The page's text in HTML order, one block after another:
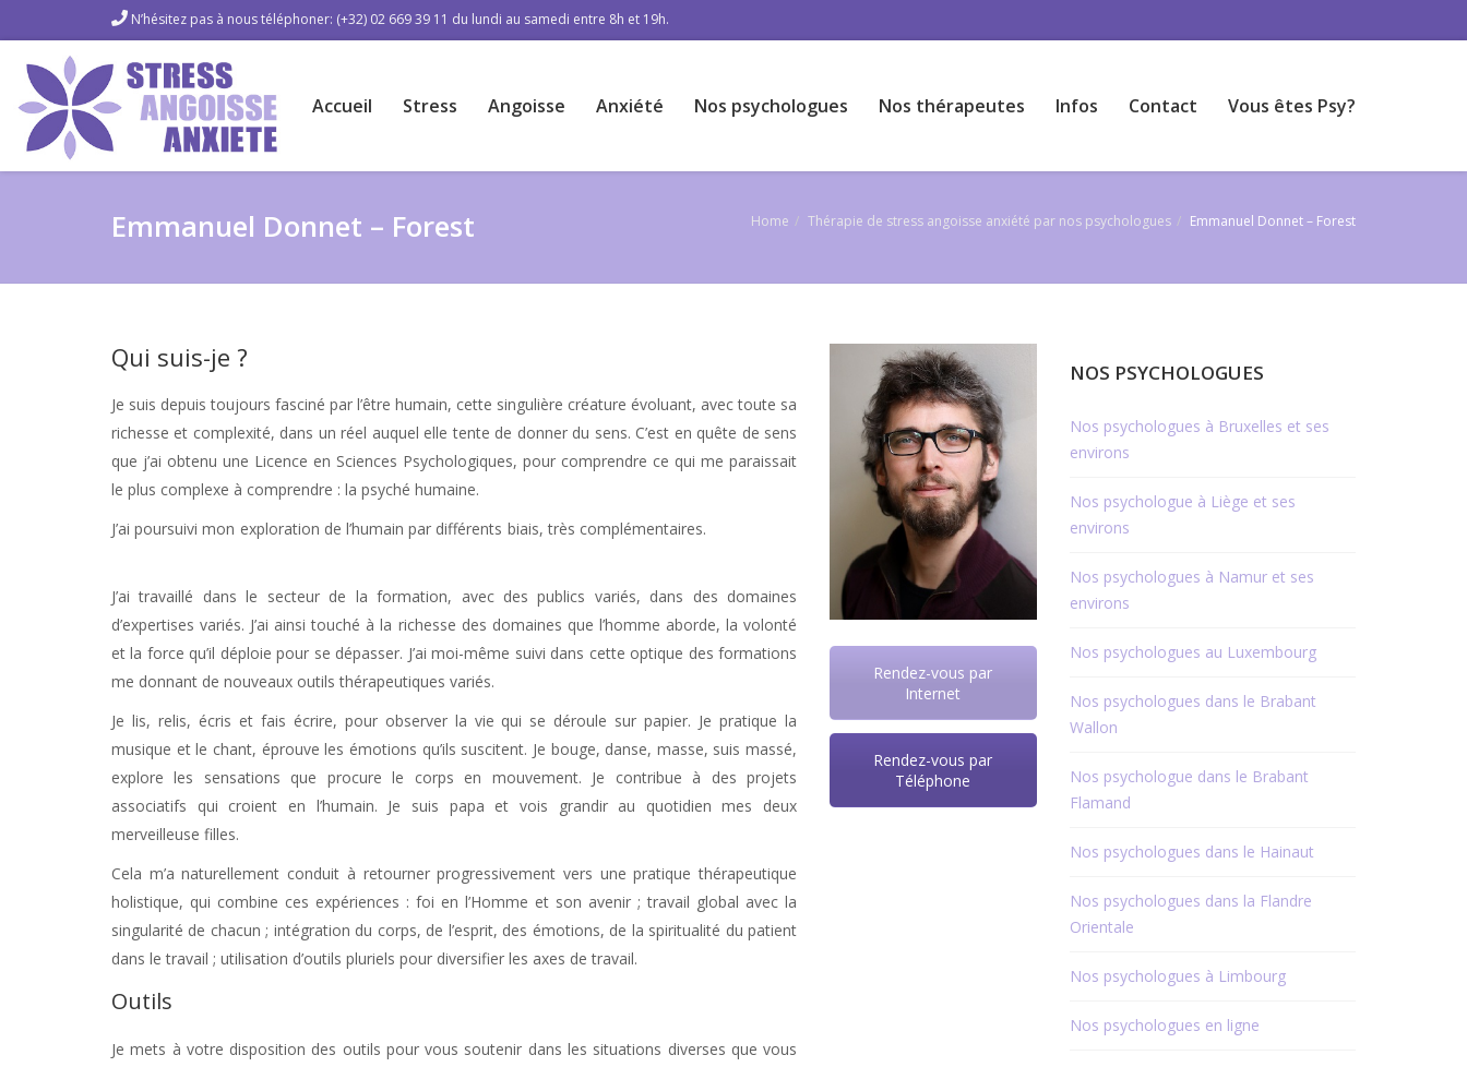
N’hésitez pas à nous téléphoner: (+32) 02 669 39 11 du lundi au samedi entre 8h et 19h.
Accueil Stress Angoisse Anxiété Nos psychologues Nos thérapeutes Infos Contact Vous êtes Psy?
Emmanuel Donnet – Forest Home Thérapie de stress angoisse anxiété par nos psychologues Emmanuel Donnet – Forest
Qui suis-je ?
Je suis depuis toujours fasciné par l’être humain, cette singulière créature évoluant, avec toute sa
richesse et complexité, dans un réel auquel elle tente de donner du sens. C’est en quête de sens
que j’ai obtenu une Licence en Sciences Psychologiques, pour comprendre ce qui me paraissait
le plus complexe à comprendre : la psyché humaine.
J’ai poursuivi mon exploration de l’humain par différents biais, très complémentaires.
J’ai travaillé dans le secteur de la formation, avec des publics variés, dans des domaines
d’expertises variés. J’ai ainsi touché à la richesse des domaines que l’homme aborde, la volonté
et la force qu’il déploie pour se dépasser. J’ai moi-même suivi dans cette optique des formations
me donnant de nouveaux outils thérapeutiques variés.
Je lis, relis, écris et fais écrire, pour observer la vie qui se déroule sur papier. Je pratique la
musique et le chant, éprouve les émotions qu’ils suscitent. Je bouge, danse, masse, suis massé,
explore les sensations que procure le corps en mouvement. Je contribue à des projets
associatifs qui croient en l’humain. Je suis papa et vois grandir au quotidien mes deux
merveilleuse filles.
Cela m’a naturellement conduit à retourner progressivement vers une pratique thérapeutique
holistique, qui combine ces expériences : foi en l’Homme et son avenir ; travail global avec la
singularité de chacun ; intégration du corps, de l’esprit, des émotions, de la spiritualité du patient
dans le travail ; utilisation d’outils pluriels pour diversifier les axes de travail.
Outils
Je mets à votre disposition des outils pour vous soutenir dans les situations diverses que vous
Rendez-vous par
Internet
Rendez-vous par
Téléphone
NOS PSYCHOLOGUES
Nos psychologues à Bruxelles et ses
environs
Nos psychologue à Liège et ses
environs
Nos psychologues à Namur et ses
environs
Nos psychologues au Luxembourg
Nos psychologues dans le Brabant
Wallon
Nos psychologue dans le Brabant
Flamand
Nos psychologues dans le Hainaut
Nos psychologues dans la Flandre
Orientale
Nos psychologues à Limbourg
Nos psychologues en ligne